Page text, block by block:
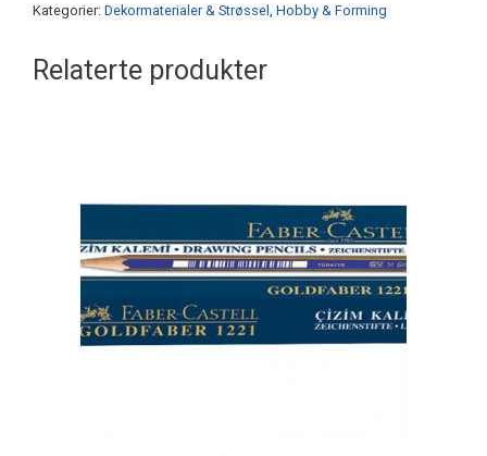
Kategorier: Dekormaterialer & Strøssel , Hobby & Forming
Relaterte produkter